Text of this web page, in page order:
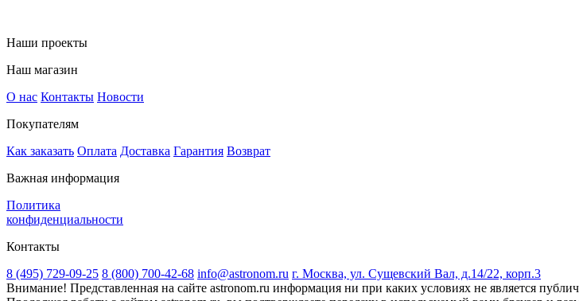
Наши проекты
Наш магазин
О нас Контакты Новости
Покупателям
Как заказать Оплата Доставка Гарантия Возврат
Важная информация
Политика
конфиденциальности
Контакты
8 (495) 729-09-25 8 (800) 700-42-68 info@astronom.ru г. Москва, ул. Сущевский Вал, д.14/22, корп.3
Внимание! Представленная на сайте astronom.ru информация ни при каких условиях не является